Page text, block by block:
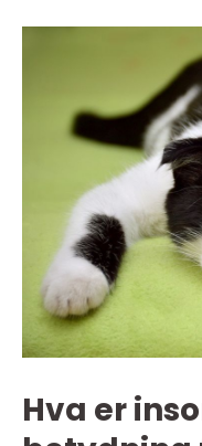
Hva er